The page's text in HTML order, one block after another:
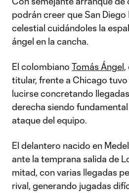
podrán creer que San
celestial cuidándoles la
ángel en la cancha.
El colombiano Tomás Ángel,
titular, frente a Chicago
lucirse concretando
derecha siendo
ataque del equipo.
El delantero nacido en
ante la temprana salida de
mitad, con varias llegadas
rival, generando jugadas